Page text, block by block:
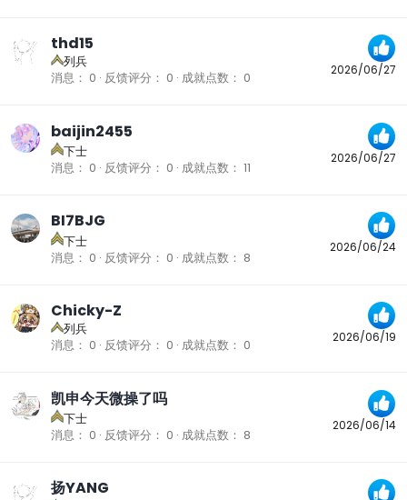
2026/06/27
thd15
列兵
消息
0 反馈评分 0 成就点数 0
2026/06/27
baijin2455
下士
消息
0 反馈评分 0 成就点数 11
2026/06/24
BI7BJG
下士
消息
0 反馈评分 0 成就点数 8
2026/06/19
Chicky-Z
列兵
消息
0 反馈评分 0 成就点数 0
2026/06/14
凯申今天微操了吗
下士
消息
0 反馈评分 0 成就点数 8
扬YANG